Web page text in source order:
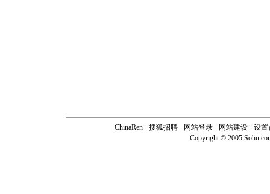
ChinaRen - 搜狐招聘 - 网站登录 - 网站建设 - 设置
Copyright © 2005